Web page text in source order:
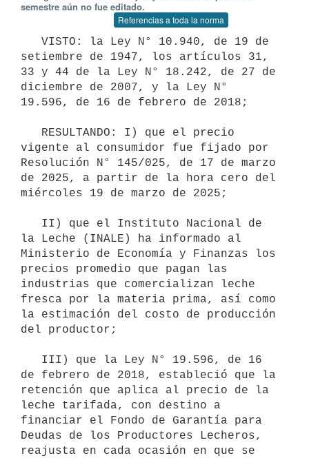
semestre aún no fue editado.
Referencias a toda la norma
setiembre de 1947, los artículos 31,
33 y 44 de la Ley N° 18.242, de 27 de
diciembre de 2007, y la Ley N°
19.596, de 16 de febrero de 2018;
vigente al consumidor fue fijado por
Resolución N° 145/025, de 17 de marzo
de 2025, a partir de la hora cero del
miércoles 19 de marzo de 2025;
la Leche (INALE) ha informado al
Ministerio de Economía y Finanzas los
precios promedio que pagan las
industrias que comercializan leche
fresca por la materia prima, así como
la estimación del costo de producción
del productor;
de febrero de 2018, estableció que la
retención que aplica al precio de la
leche tarifada, con destino a
financiar el Fondo de Garantía para
Deudas de los Productores Lecheros,
reajusta en cada ocasión en que se